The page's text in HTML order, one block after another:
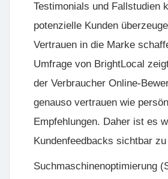
Testimonials und Fallstudien
potenzielle Kunden
Vertrauen in die Marke
Umfrage von BrightLocal
der Verbraucher Online-
genauso vertrauen wie
Empfehlungen. Daher ist es
Kundenfeedbacks sichtbar
Suchmaschinenoptimierung